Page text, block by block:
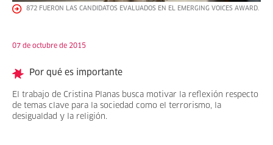
872 FUERON LAS CANDIDATOS EVALUADOS EN EL EMERGING VOICES AWARD.
07 de octubre de 2015
Por qué es importante
El trabajo de Cristina Planas busca motivar la reflexión respecto
de temas clave para la sociedad como el terrorismo, la
desigualdad y la religión.